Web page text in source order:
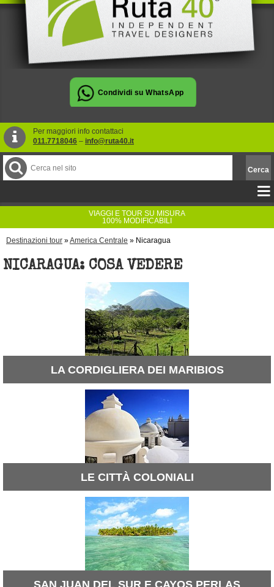
Per maggiori info contattaci
011.7718046 – info@ruta40.it
VIAGGI E TOUR SU MISURA
100% MODIFICABILI
Destinazioni tour »America Centrale » Nicaragua
NICARAGUA: COSA VEDERE
LA CORDIGLIERA DEI MARIBIOS
LE CITTÀ COLONIALI
SAN JUAN DEL SUR E CAYOS PERLAS